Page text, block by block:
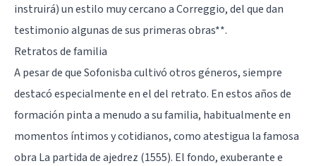
instruirá) un estilo muy cercano a Correggio, del que dan
testimonio algunas de sus primeras obras**.
Retratos de familia
A pesar de que Sofonisba cultivó otros géneros, siempre
destacó especialmente en el del retrato. En estos años de
formación pinta a menudo a su familia, habitualmente en
momentos íntimos y cotidianos, como atestigua la famosa
obra La partida de ajedrez (1555). El fondo, exuberante e